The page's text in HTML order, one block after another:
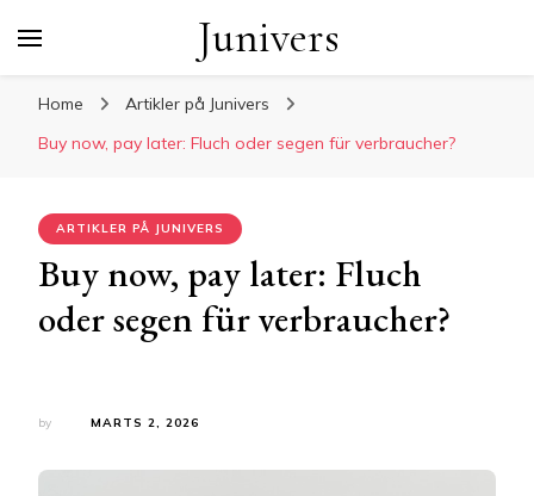
Junivers
Home
Artikler på Junivers
Buy now, pay later: Fluch oder segen für verbraucher?
ARTIKLER PÅ JUNIVERS
Buy now, pay later: Fluch
oder segen für verbraucher?
by MARTS 2, 2026